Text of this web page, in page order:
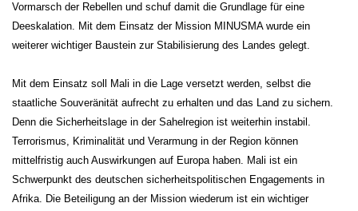
Vormarsch der Rebellen und schuf damit die Grundlage für eine
Deeskalation. Mit dem Einsatz der Mission MINUSMA wurde ein
weiterer wichtiger Baustein zur Stabilisierung des Landes gelegt.
Mit dem Einsatz soll Mali in die Lage versetzt werden, selbst die
staatliche Souveränität aufrecht zu erhalten und das Land zu sichern.
Denn die Sicherheitslage in der Sahelregion ist weiterhin instabil.
Terrorismus, Kriminalität und Verarmung in der Region können
mittelfristig auch Auswirkungen auf Europa haben. Mali ist ein
Schwerpunkt des deutschen sicherheitspolitischen Engagements in
Afrika. Die Beteiligung an der Mission wiederum ist ein wichtiger